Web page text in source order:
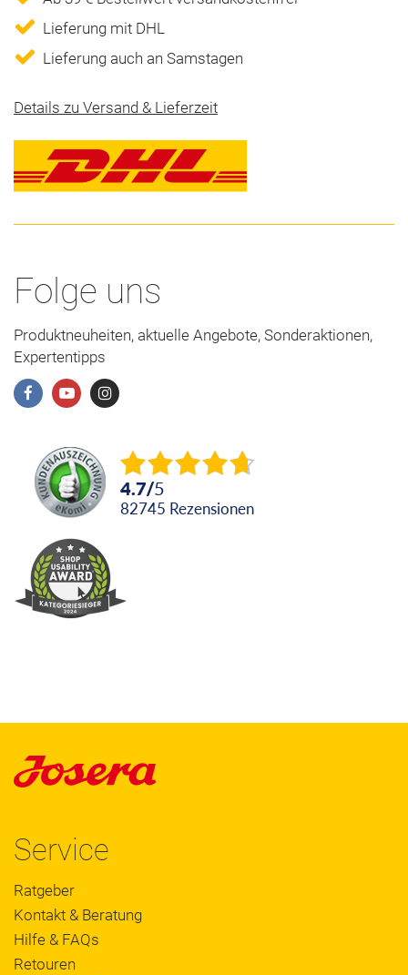
Lieferung mit DHL
Lieferung auch an Samstagen
Details zu Versand & Lieferzeit
Folge uns
Produktneuheiten, aktuelle Angebote, Sonderaktionen,
Expertentipps
4.7/5
82745 Rezensionen
Service
Ratgeber
Kontakt & Beratung
Hilfe & FAQs
Retouren